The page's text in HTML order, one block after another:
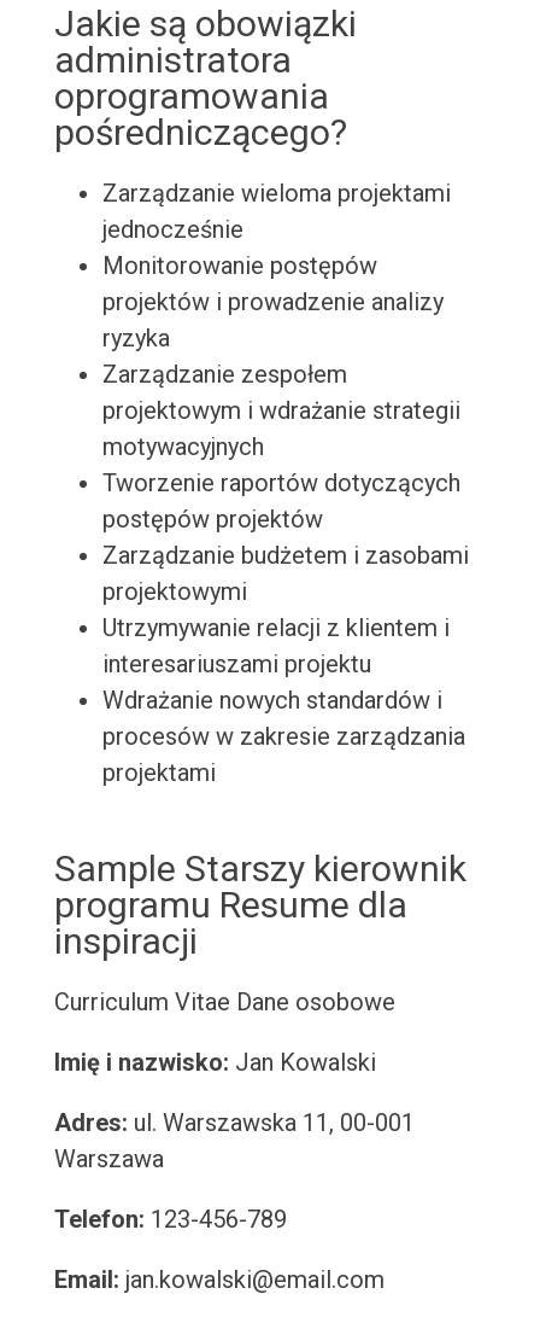
Jakie są obowiązki
administratora
oprogramowania
pośredniczącego?
Zarządzanie wieloma projektami
jednocześnie
Monitorowanie postępów
projektów i prowadzenie analizy
ryzyka
Zarządzanie zespołem
projektowym i wdrażanie strategii
motywacyjnych
Tworzenie raportów dotyczących
postępów projektów
Zarządzanie budżetem i zasobami
projektowymi
Utrzymywanie relacji z klientem i
interesariuszami projektu
Wdrażanie nowych standardów i
procesów w zakresie zarządzania
projektami
Sample Starszy kierownik
programu Resume dla
inspiracji
Curriculum Vitae Dane osobowe
Imię i nazwisko: Jan Kowalski
Adres: ul. Warszawska 11, 00-001
Warszawa
Telefon: 123-456-789
Email: jan.kowalski@email.com